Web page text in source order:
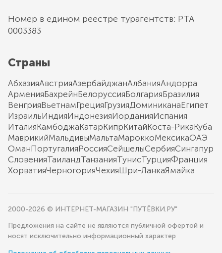
Номер в едином реестре турагентств: РТА
0003383
Страны
АбхазияАвстрияАзербайджанАлбанияАндорра
АрменияБахрейнБелоруссияБолгарияБразилия
ВенгрияВьетнамГрецияГрузияДоминиканаЕгипет
ИзраильИндияИндонезияИорданияИспания
ИталияКамбоджаКатарКипрКитайКоста-РикаКуба
МаврикийМальдивыМальтаМароккоМексикаОАЭ
ОманПортугалияРоссияСейшелыСербияСингапур
СловенияТаиландТанзанияТунисТурцияФранция
ХорватияЧерногорияЧехияШри-ЛанкаЯмайка
2000-2026 © ИНТЕРНЕТ-МАГАЗИН "ПУТЁВКИ.РУ"
Предложения на сайте не являются публичной офертой и
носят исключительно информационный характер